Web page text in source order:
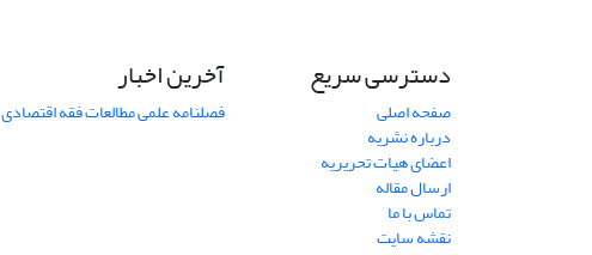
دسترسی سریع
صفحه اصلی
درباره نشریه
اعضای هیات تحریریه
ارسال مقاله
تماس با ما
نقشه سایت
آخرین اخبار
فصلنامه علمی مطالعات فقه اقتصادی